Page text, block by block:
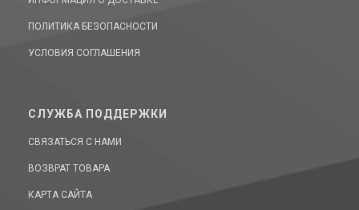
ПОЛИТИКА БЕЗОПАСНОСТИ
УСЛОВИЯ СОГЛАШЕНИЯ
СЛУЖБА ПОДДЕРЖКИ
СВЯЗАТЬСЯ С НАМИ
ВОЗВРАТ ТОВАРА
КАРТА САЙТА